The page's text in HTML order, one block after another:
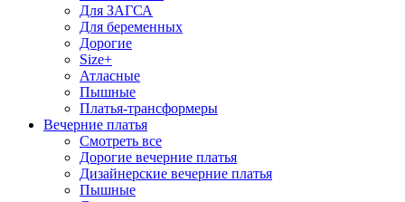
Для ЗАГСА
Для беременных
Дорогие
Size+
Атласные
Пышные
Платья-трансформеры
Вечерние платья
Смотреть все
Дорогие вечерние платья
Дизайнерские вечерние платья
Пышные